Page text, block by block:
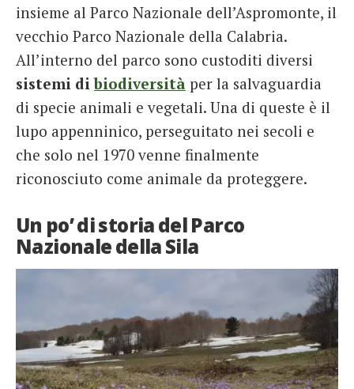
insieme al Parco Nazionale dell’Aspromonte, il
vecchio Parco Nazionale della Calabria.
All’interno del parco sono custoditi diversi
sistemi dibiodiversità per la salvaguardia
di specie animali e vegetali. Una di queste è il
lupo appenninico, perseguitato nei secoli e
che solo nel 1970 venne finalmente
riconosciuto come animale da proteggere.
Un po’ di storia del Parco
Nazionale della Sila